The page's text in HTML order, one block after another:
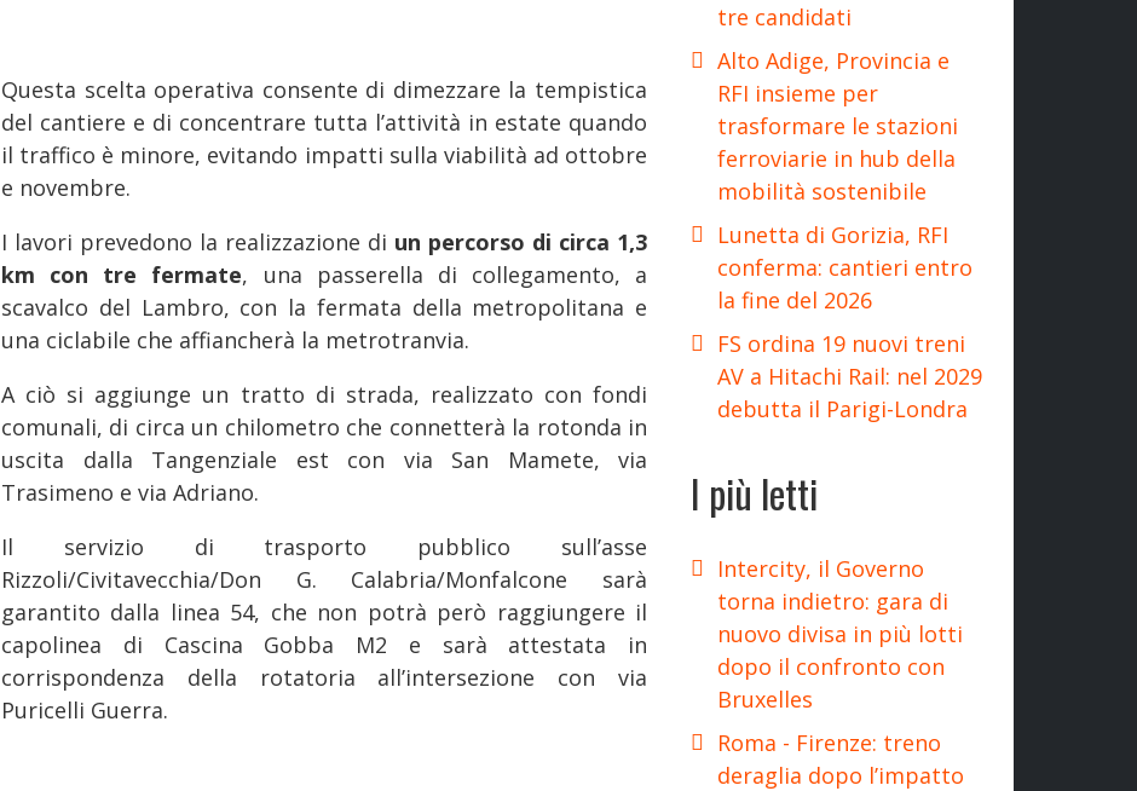
Questa scelta operativa consente di dimezzare la tempistica
del cantiere e di concentrare tutta l’attività in estate quando
il traffico è minore, evitando impatti sulla viabilità ad ottobre
e novembre.
I lavori prevedono la realizzazione di un percorso di circa 1,3
km con tre fermate, una passerella di collegamento, a
scavalco del Lambro, con la fermata della metropolitana e
una ciclabile che affiancherà la metrotranvia.
A ciò si aggiunge un tratto di strada, realizzato con fondi
comunali, di circa un chilometro che connetterà la rotonda in
uscita dalla Tangenziale est con via San Mamete, via
Trasimeno e via Adriano.
Il servizio di trasporto pubblico sull’asse
Rizzoli/Civitavecchia/Don G. Calabria/Monfalcone sarà
garantito dalla linea 54, che non potrà però raggiungere il
capolinea di Cascina Gobba M2 e sarà attestata in
corrispondenza della rotatoria all’intersezione con via
Puricelli Guerra.
tre candidati
Alto Adige, Provincia e
RFI insieme per
trasformare le stazioni
ferroviarie in hub della
mobilità sostenibile
Lunetta di Gorizia, RFI
conferma: cantieri entro
la fine del 2026
FS ordina 19 nuovi treni
AV a Hitachi Rail: nel 2029
debutta il Parigi-Londra
I più letti
Intercity, il Governo
torna indietro: gara di
nuovo divisa in più lotti
dopo il confronto con
Bruxelles
Roma - Firenze: treno
deraglia dopo l’impatto